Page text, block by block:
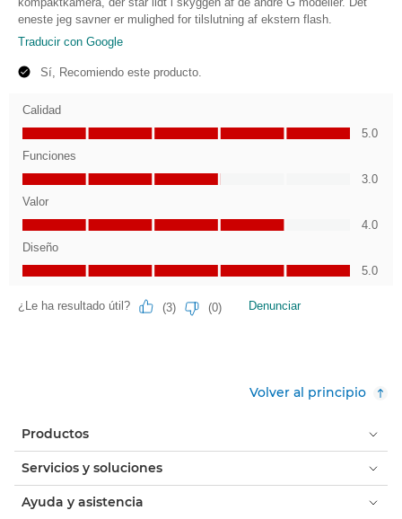
Volver al principio
Productos
Servicios y soluciones
Ayuda y asistencia